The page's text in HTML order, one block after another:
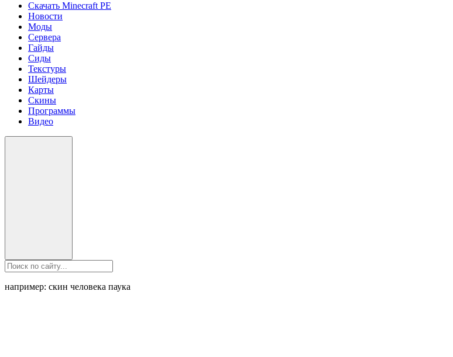
Скачать Minecraft PE
Новости
Моды
Сервера
Гайды
Сиды
Текстуры
Шейдеры
Карты
Скины
Программы
Видео
например: скин человека паука